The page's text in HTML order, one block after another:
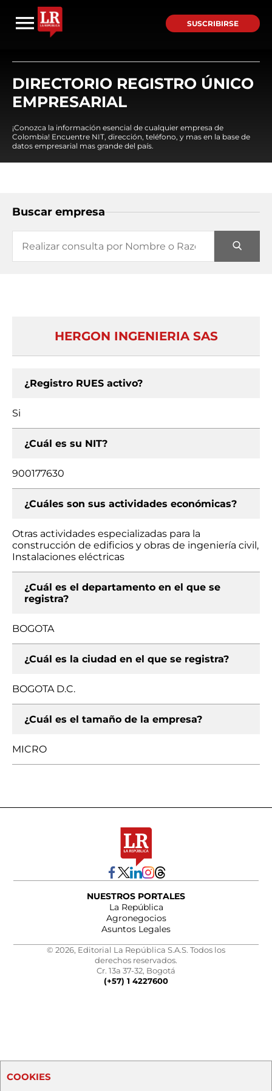
SUSCRIBIRSE
DIRECTORIO REGISTRO ÚNICO
EMPRESARIAL
¡Conozca la información esencial de cualquier empresa de
Colombia! Encuentre NIT, dirección, teléfono, y mas en la base de
datos empresarial mas grande del país.
Buscar empresa
HERGON INGENIERIA SAS
¿Registro RUES activo?
Si
¿Cuál es su NIT?
900177630
¿Cuáles son sus actividades económicas?
Otras actividades especializadas para la
construcción de edificios y obras de ingeniería civil,
Instalaciones eléctricas
¿Cuál es el departamento en el que se
registra?
BOGOTA
¿Cuál es la ciudad en el que se registra?
BOGOTA D.C.
¿Cuál es el tamaño de la empresa?
MICRO
NUESTROS PORTALES
La República
Agronegocios
Asuntos Legales
© 2026, Editorial La República S.A.S. Todos los
derechos reservados.
Cr. 13a 37-32, Bogotá
(+57) 1 4227600
COOKIES